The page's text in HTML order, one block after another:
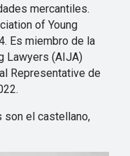
mercantiles.
of Young
Es miembro de la
Lawyers (AIJA)
Representative de
son el castellano,